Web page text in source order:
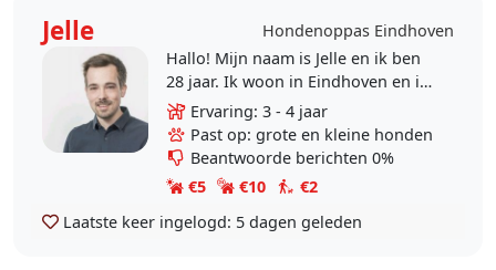
Jelle
Hondenoppas Eindhoven
Hallo! Mijn naam is Jelle en ik ben
28 jaar. Ik woon in Eindhoven en ik
vindt het erg leuk om op honden te
passen. Momenteel is het niet
mogelijk..
Ervaring: 3 - 4 jaar
Past op: grote en kleine honden
Beantwoorde berichten 0%
€5
€10
€2
Laatste keer ingelogd: 5 dagen geleden